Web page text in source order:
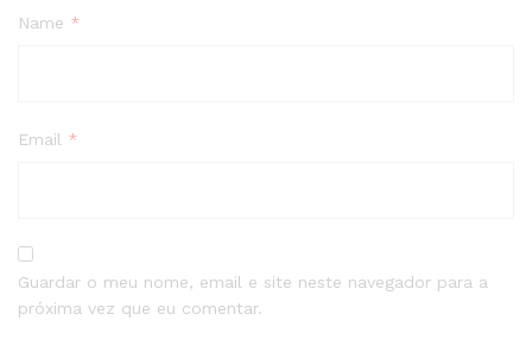
Name *
Email *
Guardar o meu nome, email e site neste navegador para a
próxima vez que eu comentar.